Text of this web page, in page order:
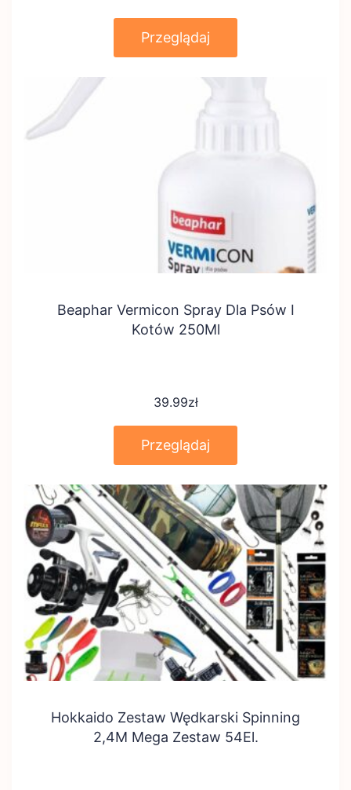
Przeglądaj
Beaphar Vermicon Spray Dla Psów I
Kotów 250Ml
39.99zł
Przeglądaj
Hokkaido Zestaw Wędkarski Spinning
2,4M Mega Zestaw 54El.